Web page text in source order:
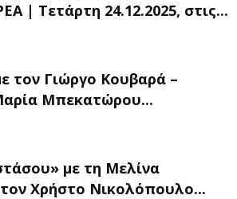
| Τετάρτη 24.12.2025, στις...
τον Γιώργο Κουβαρά –
Μπεκατώρου...
με τη Μελίνα
Χρήστο Νικολόπουλο...